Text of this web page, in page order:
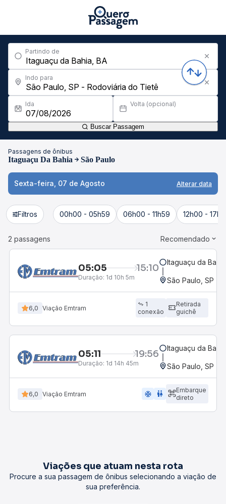
Partindo de
Indo para
Ida Volta (opcional)
Buscar Passagem
Passagens de ônibus
Itaguaçu Da Bahia São Paulo
Sexta-feira, 07 de Agosto Alterar data
Filtros 00h00 - 05h59 06h00 - 11h59 12h00 -
2 passagens Recomendado
05:05 15:10
Duração: 1d 10h 5m
Itaguaçu da
São Paulo, SP -
6,0 Viação Emtram
1
conexão
Retirada
guichê
05:11 19:56
Duração: 1d 14h 45m
Itaguaçu da
São Paulo, SP -
6,0 Viação Emtram ac_unit wc
Embarque
direto
Viações que atuam nesta rota
Procure a sua passagem de ônibus selecionando a viação de
sua preferência.